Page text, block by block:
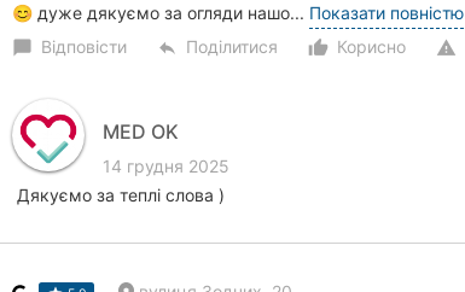
😊 дуже дякуємо за огляди нашо... Показати повністю
chat_bubble Відповісти reply Поділитися thumb_up_alt
Корисно warning
MED OK
14 грудня 2025
Дякуємо за теплі слова )